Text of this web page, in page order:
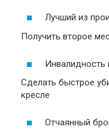
Лучший из
Получить второе
Инвалидность
Сделать быстрое
кресле
Отчаянный